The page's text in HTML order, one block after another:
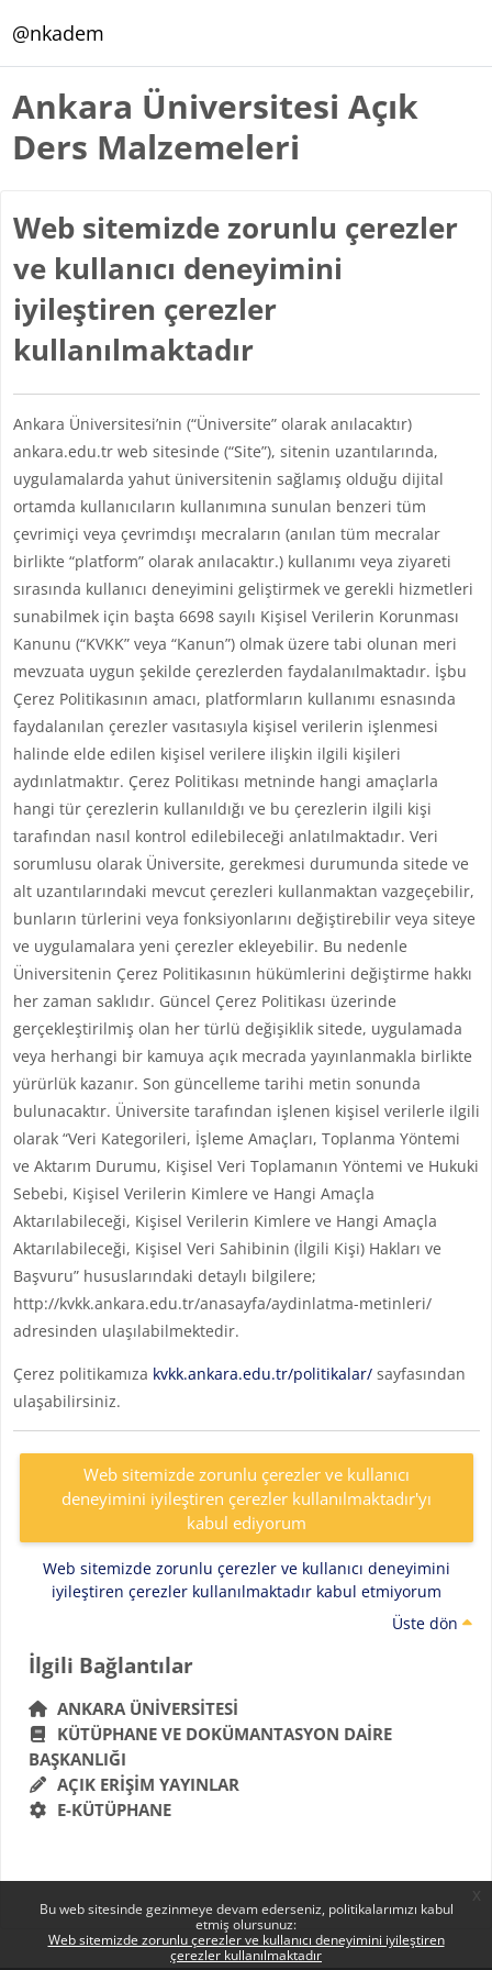
Bu web sitesinde gezinmeye devam ederseniz, politikalarımızı kabul
etmiş olursunuz:
Web sitemizde zorunlu çerezler ve kullanıcı deneyimini iyileştiren
çerezler kullanılmaktadır
@nkadem
Ankara Üniversitesi Açık
Ders Malzemeleri
Web sitemizde zorunlu çerezler
ve kullanıcı deneyimini
iyileştiren çerezler
kullanılmaktadır
Ankara Üniversitesi’nin (“Üniversite” olarak anılacaktır)
ankara.edu.tr web sitesinde (“Site”), sitenin uzantılarında,
uygulamalarda yahut üniversitenin sağlamış olduğu dijital
ortamda kullanıcıların kullanımına sunulan benzeri tüm
çevrimiçi veya çevrimdışı mecraların (anılan tüm mecralar
birlikte “platform” olarak anılacaktır.) kullanımı veya ziyareti
sırasında kullanıcı deneyimini geliştirmek ve gerekli hizmetleri
sunabilmek için başta 6698 sayılı Kişisel Verilerin Korunması
Kanunu (“KVKK” veya “Kanun”) olmak üzere tabi olunan meri
mevzuata uygun şekilde çerezlerden faydalanılmaktadır. İşbu
Çerez Politikasının amacı, platformların kullanımı esnasında
faydalanılan çerezler vasıtasıyla kişisel verilerin işlenmesi
halinde elde edilen kişisel verilere ilişkin ilgili kişileri
aydınlatmaktır. Çerez Politikası metninde hangi amaçlarla
hangi tür çerezlerin kullanıldığı ve bu çerezlerin ilgili kişi
tarafından nasıl kontrol edilebileceği anlatılmaktadır. Veri
sorumlusu olarak Üniversite, gerekmesi durumunda sitede ve
alt uzantılarındaki mevcut çerezleri kullanmaktan vazgeçebilir,
bunların türlerini veya fonksiyonlarını değiştirebilir veya siteye
ve uygulamalara yeni çerezler ekleyebilir. Bu nedenle
Üniversitenin Çerez Politikasının hükümlerini değiştirme hakkı
her zaman saklıdır. Güncel Çerez Politikası üzerinde
gerçekleştirilmiş olan her türlü değişiklik sitede, uygulamada
veya herhangi bir kamuya açık mecrada yayınlanmakla birlikte
yürürlük kazanır. Son güncelleme tarihi metin sonunda
bulunacaktır. Üniversite tarafından işlenen kişisel verilerle ilgili
olarak “Veri Kategorileri, İşleme Amaçları, Toplanma Yöntemi
ve Aktarım Durumu, Kişisel Veri Toplamanın Yöntemi ve Hukuki
Sebebi, Kişisel Verilerin Kimlere ve Hangi Amaçla
Aktarılabileceği, Kişisel Verilerin Kimlere ve Hangi Amaçla
Aktarılabileceği, Kişisel Veri Sahibinin (İlgili Kişi) Hakları ve
Başvuru” hususlarındaki detaylı bilgilere;
http://kvkk.ankara.edu.tr/anasayfa/aydinlatma-metinleri/
adresinden ulaşılabilmektedir.
Çerez politikamıza kvkk.ankara.edu.tr/politikalar/sayfasından
ulaşabilirsiniz.
Web sitemizde zorunlu çerezler ve kullanıcı
deneyimini iyileştiren çerezler kullanılmaktadır'yı
kabul ediyorum
Web sitemizde zorunlu çerezler ve kullanıcı deneyimini
iyileştiren çerezler kullanılmaktadır kabul etmiyorum
Üste dön
Bloklar
İlgili Bağlantılar 'yı atla
İlgili Bağlantılar
ANKARA ÜNIVERSITESI
KÜTÜPHANE VE DOKÜMANTASYON DAIRE
BAŞKANLIĞI
AÇIK ERIŞIM YAYINLAR
E-KÜTÜPHANE